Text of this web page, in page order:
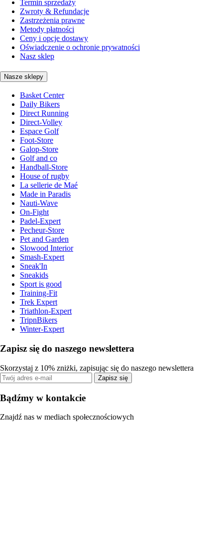
Termin sprzedaży
Zwroty & Refundacje
Zastrzeżenia prawne
Metody płatności
Ceny i opcje dostawy
Oświadczenie o ochronie prywatności
Nasz sklep
Nasze sklepy
Basket Center
Daily Bikers
Direct Running
Direct-Volley
Espace Golf
Foot-Store
Galop-Store
Golf and co
Handball-Store
House of rugby
La sellerie de Maé
Made in Paradis
Nauti-Wave
On-Fight
Padel-Expert
Pecheur-Store
Pet and Garden
Slowood Interior
Smash-Expert
Sneak'In
Sneakids
Sport is good
Training-Fit
Trek Expert
Triathlon-Expert
TripnBikers
Winter-Expert
Zapisz się do naszego newslettera
Skorzystaj z 10% zniżki, zapisując się do naszego newslettera
Zapisz się
Bądźmy w kontakcie
Znajdź nas w mediach społecznościowych